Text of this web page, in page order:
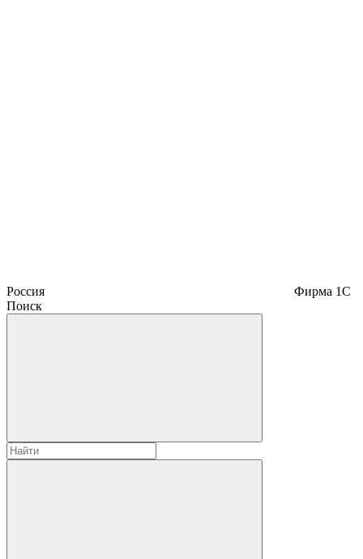
Россия
Фирма 1С
Поиск